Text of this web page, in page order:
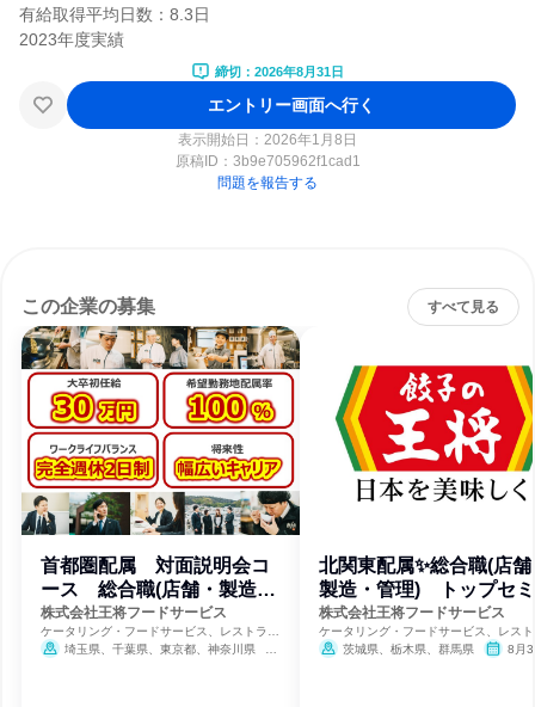
有給取得平均日数：8.3日
締切：2026年8月31日
エントリー画面へ行く
表示開始日：2026年1月8日
原稿ID： 3b9e705962f1cad1
問題を報告する
この企業の募集 すべて見る
首都圏配属 対面説明会コ
ース 総合職(店舗・製造・
管理)
株式会社王将フードサービス
ケータリング・フードサービス、レストラ
ン・カフェ、食品・飲料メーカー
埼玉県、千葉県、東京都、神奈川県
北関東配属✨総合職(店
製造・管理) トップセ
ーコース
株式会社王将フードサービス
ケータリング・フードサービス、レス
ン・カフェ、食品・飲料メーカー
茨城県、栃木県、群馬県
8月